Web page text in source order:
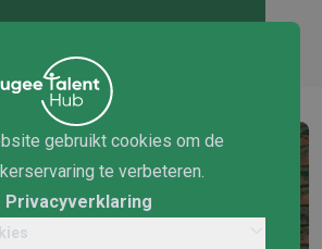
gebruikt cookies om de
te verbeteren.
Privacyverklaring